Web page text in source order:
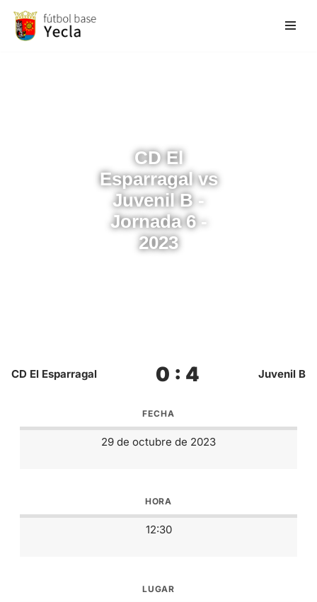
Saltar
CD El
Esparragal vs
Juvenil B -
Jornada 6 -
2023
CD El Esparragal 0 : 4 Juvenil B
FECHA
29 de octubre de 2023
HORA
12:30
LUGAR